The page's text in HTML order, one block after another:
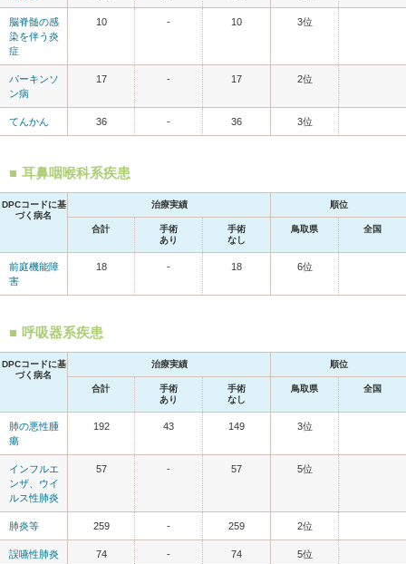
脳脊髄の感
染を伴う炎
症
10 - 10 3位
パーキンソ
ン病
17 - 17 2位
てんかん 36 - 36 3位
耳鼻咽喉科系疾患
DPCコードに基
づく病名
治療実績 順位
合計
手術
あり
手術
なし
鳥取県 全国
前庭機能障
害
18 - 18 6位
呼吸器系疾患
DPCコードに基
づく病名
治療実績 順位
合計
手術
あり
手術
なし
鳥取県 全国
肺の悪性腫
瘍
192 43 149 3位
インフルエ
ンザ、ウイ
ルス性肺炎
57 - 57 5位
肺炎等 259 - 259 2位
誤嚥性肺炎 74 - 74 5位